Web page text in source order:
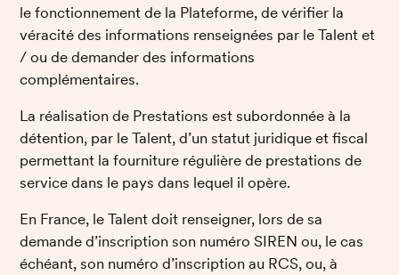
le fonctionnement de la Plateforme, de vérifier la
véracité des informations renseignées par le Talent et
/ ou de demander des informations
complémentaires.
La réalisation de Prestations est subordonnée à la
détention, par le Talent, d’un statut juridique et fiscal
permettant la fourniture régulière de prestations de
service dans le pays dans lequel il opère.
En France, le Talent doit renseigner, lors de sa
demande d’inscription son numéro SIREN ou, le cas
échéant, son numéro d’inscription au RCS, ou, à